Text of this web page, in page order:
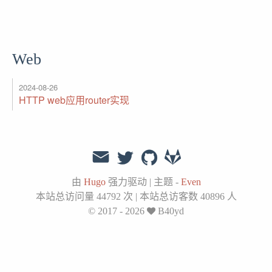
Web
2024-08-26
HTTP web应用router实现
由 Hugo强力驱动 | 主题 - Even
本站总访问量 44792 次 | 本站总访客数 40896人
© 2017 - 2026
B40yd